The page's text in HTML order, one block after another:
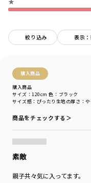
絞り込み 表示
購入商品
購入商品
サイズ感 ：ぴったり 生地の厚さ ：
サイズ：120cm 色：ブラック
商品をチェックする＞
素敵
親子共々気に入ってます。
透け感：ややあり（オフホワ
着用イメージ/カラー：オフ
モデル：身長111.5cm 体重
ブランド
シーズン
カテゴリ
／トップス >
性別タイプ
／GIRL